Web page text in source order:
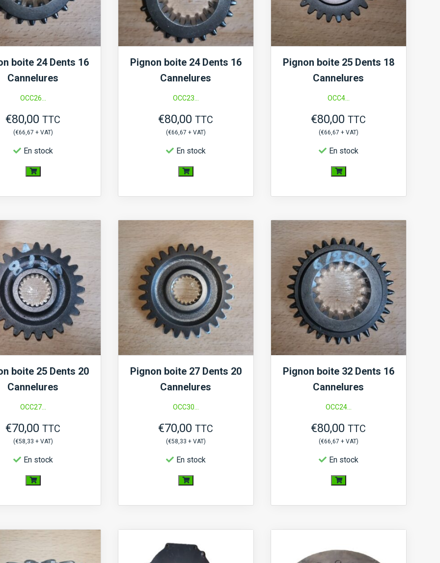
boite 24 Dents 16
Cannelures
OCC26...
€80,00 TTC
(€66,67 + VAT)
En stock
quantité
de
24
Dents
16
Cannelures
Pignon boite 24 Dents 16
Cannelures
OCC23...
€80,00 TTC
(€66,67 + VAT)
En stock
quantité
de
24
Dents
16
Cannelures
Pignon boite 25 Dents 18
Cannelures
OCC4...
€80,00 TTC
(€66,67 + VAT)
En stock
quantité
de
boite
25
Dents
18
Cannelures
boite 25 Dents 20
Cannelures
OCC27...
€70,00 TTC
(€58,33 + VAT)
En stock
quantité
de
Pignon boite 27 Dents 20
Cannelures
OCC30...
€70,00 TTC
(€58,33 + VAT)
En stock
quantité
de
Pignon boite 32 Dents 16
Cannelures
OCC24...
€80,00 TTC
(€66,67 + VAT)
En stock
quantité
de
32